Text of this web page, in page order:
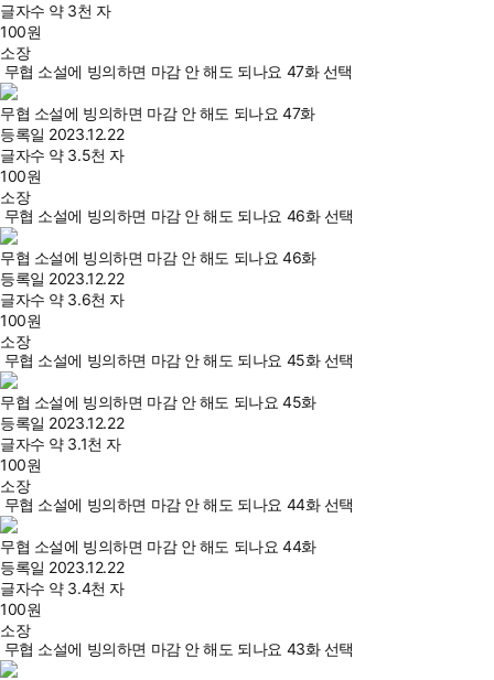
글자수 약 3천 자
100원
소장
무협 소설에 빙의하면 마감 안 해도 되나요 47화 선택
무협 소설에 빙의하면 마감 안 해도 되나요 47화
등록일 2023.12.22
글자수 약 3.5천 자
100원
소장
무협 소설에 빙의하면 마감 안 해도 되나요 46화 선택
무협 소설에 빙의하면 마감 안 해도 되나요 46화
등록일 2023.12.22
글자수 약 3.6천 자
100원
소장
무협 소설에 빙의하면 마감 안 해도 되나요 45화 선택
무협 소설에 빙의하면 마감 안 해도 되나요 45화
등록일 2023.12.22
글자수 약 3.1천 자
100원
소장
무협 소설에 빙의하면 마감 안 해도 되나요 44화 선택
무협 소설에 빙의하면 마감 안 해도 되나요 44화
등록일 2023.12.22
글자수 약 3.4천 자
100원
소장
무협 소설에 빙의하면 마감 안 해도 되나요 43화 선택